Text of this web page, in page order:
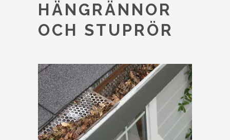
HÄNGRÄNNOR
OCH STUPRÖR